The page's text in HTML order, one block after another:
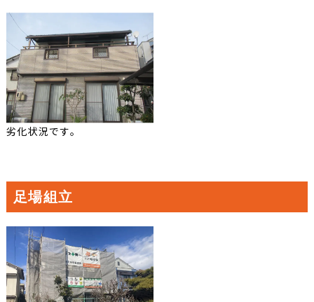
劣化状況です。
足場組立